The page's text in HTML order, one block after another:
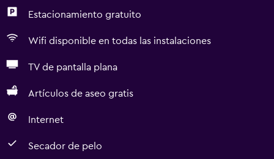
Estacionamiento gratuito
Wifi disponible en todas las instalaciones
TV de pantalla plana
Artículos de aseo gratis
Internet
Secador de pelo